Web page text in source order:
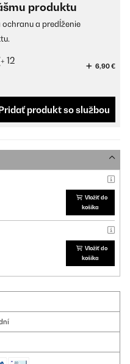
produktu
a predĺženie
12
6,90 €
produkt so službou
Vložiť do
košíka
Vložiť do
košíka